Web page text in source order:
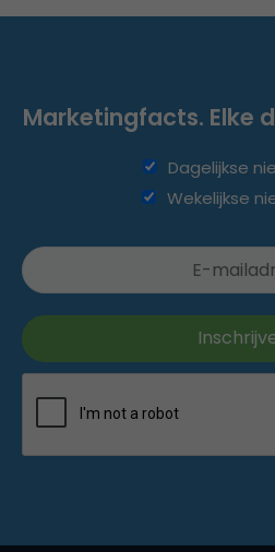
Marketingfacts. Elke
Dagelijkse
Wekelijkse